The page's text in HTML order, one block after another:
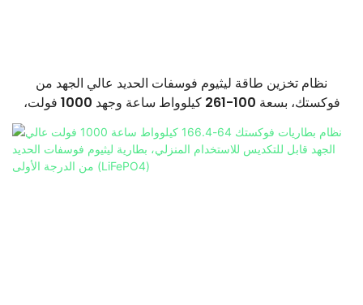
نظام تخزين طاقة ليثيوم فوسفات الحديد عالي الجهد من
فوكستك، بسعة 100-261 كيلوواط ساعة وجهد 1000 فولت،
مُصنّع حسب الطلب (OEM/ODM)، للاستخدام في سيناريوهات
متعددة